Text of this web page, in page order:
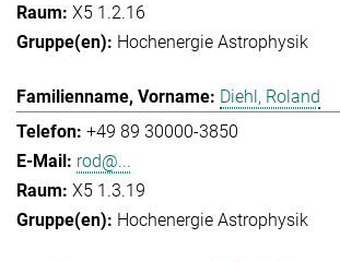
X5 1.2.16
Hochenergie Astrophysik
Diehl, Roland
+49 89 30000-3850
rod@...
X5 1.3.19
Hochenergie Astrophysik